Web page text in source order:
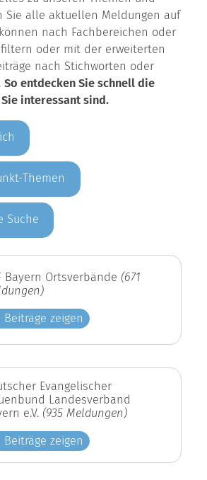
Sie alle aktuellen Meldungen auf
nach Fachbereichen oder
oder mit der erweiterten
nach Stichworten oder
So entdecken Sie schnell die
interessant sind.
Themen
Suche
Bayern Ortsverbände (671
Beiträge zeigen
Evangelischer
Landesverband
e.V. (935 Meldungen)
Beiträge zeigen